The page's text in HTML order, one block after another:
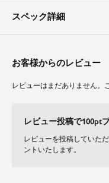
スペック詳細
お客様からのレビュー
レビューはまだありません。
レビュー投稿で100pt
レビューを投稿していた
ントいたします。